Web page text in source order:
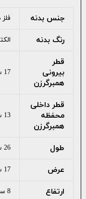
جنس بدنه
رنگ بدنه
قطر
بیرونی
همبرگرزن
17 سانتیمتر
قطر داخلی
محفظه
همبرگرزن
13 سانتیمتر
طول 26 سانتیمتر
عرض 17 سانتیمتر
ارتفاع 8 سانتیمتر